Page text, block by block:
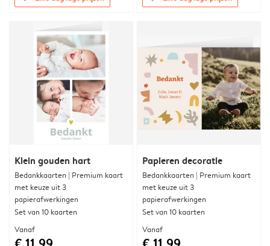
Klein gouden hart
Bedankkaarten | Premium kaart
met keuze uit 3
papierafwerkingen
Set van 10 kaarten
Vanaf
Papieren decoratie
Bedankkaarten | Premium kaart
met keuze uit 3
papierafwerkingen
Set van 10 kaarten
Vanaf